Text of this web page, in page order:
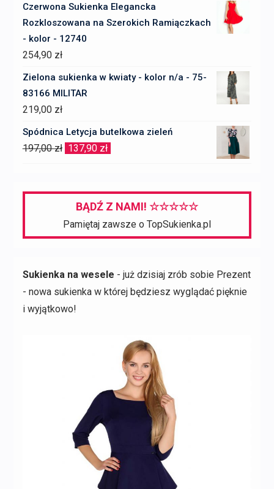
wynosi:
Czerwona Sukienka Elegancka
Rozkloszowana na Szerokich Ramiączkach
- kolor - 12740
254,90 zł
Zielona sukienka w kwiaty - kolor n/a - 75-
83166 MILITAR
219,00 zł
Spódnica Letycja butelkowa zieleń
197,00zł Pierwotna
197,00 zł.
137,90 zł
BĄDŹ Z NAMI! ☆☆☆☆☆
Pamiętaj zawsze o TopSukienka.pl
Sukienka na wesele - już dzisiaj zrób sobie Prezent
- nowa sukienka w której będziesz wyglądać pięknie
i wyjątkowo!